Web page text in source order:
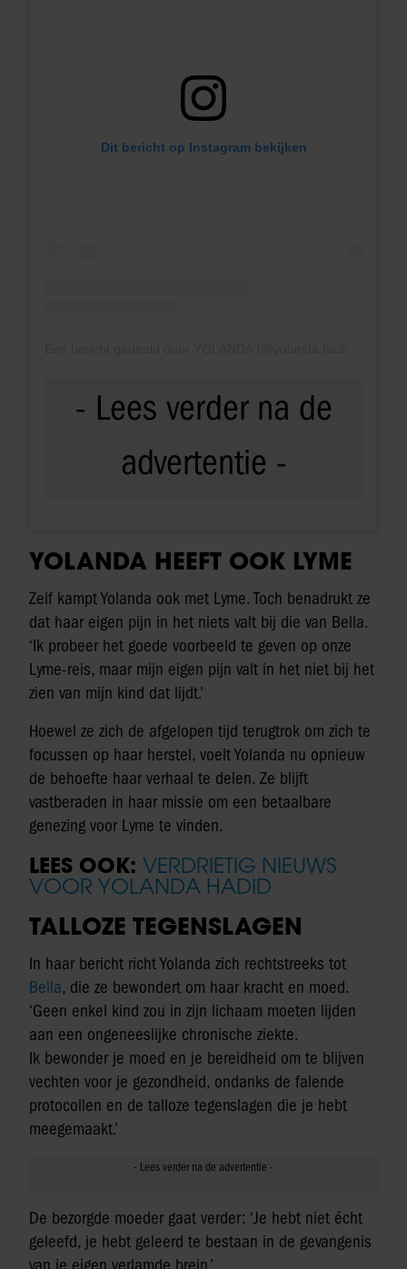
Dit bericht op Instagram bekijken
YOLANDA HEEFT OOK LYME
Zelf kampt Yolanda ook met Lyme. Toch benadrukt ze
dat haar eigen pijn in het niets valt bij die van Bella.
‘Ik probeer het goede voorbeeld te geven op onze
Lyme-reis, maar mijn eigen pijn valt in het niet bij het
zien van mijn kind dat lijdt.’
Hoewel ze zich de afgelopen tijd terugtrok om zich te
focussen op haar herstel, voelt Yolanda nu opnieuw
de behoefte haar verhaal te delen. Ze blijft
vastberaden in haar missie om een betaalbare
genezing voor Lyme te vinden.
LEES OOK: VERDRIETIG NIEUWS
VOOR YOLANDA HADID
TALLOZE TEGENSLAGEN
In haar bericht richt Yolanda zich rechtstreeks tot
Bella, die ze bewondert om haar kracht en moed.
‘Geen enkel kind zou in zijn lichaam moeten lijden
aan een ongeneeslijke chronische ziekte.
Ik bewonder je moed en je bereidheid om te blijven
vechten voor je gezondheid, ondanks de falende
protocollen en de talloze tegenslagen die je hebt
meegemaakt.’
De bezorgde moeder gaat verder: ‘Je hebt niet écht
geleefd, je hebt geleerd te bestaan in de gevangenis